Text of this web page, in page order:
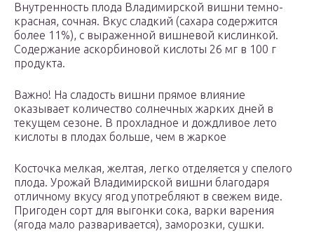
Внутренность плода Владимирской вишни темно-
красная, сочная. Вкус сладкий (сахара содержится
более 11%), с выраженной вишневой кислинкой.
Содержание аскорбиновой кислоты 26 мг в 100 г
продукта.
Важно! На сладость вишни прямое влияние
оказывает количество солнечных жарких дней в
текущем сезоне. В прохладное и дождливое лето
кислоты в плодах больше, чем в жаркое
Косточка мелкая, желтая, легко отделяется у спелого
плода. Урожай Владимирской вишни благодаря
отличному вкусу ягод употребляют в свежем виде.
Пригоден сорт для выгонки сока, варки варения
(ягода мало разваривается), заморозки, сушки.